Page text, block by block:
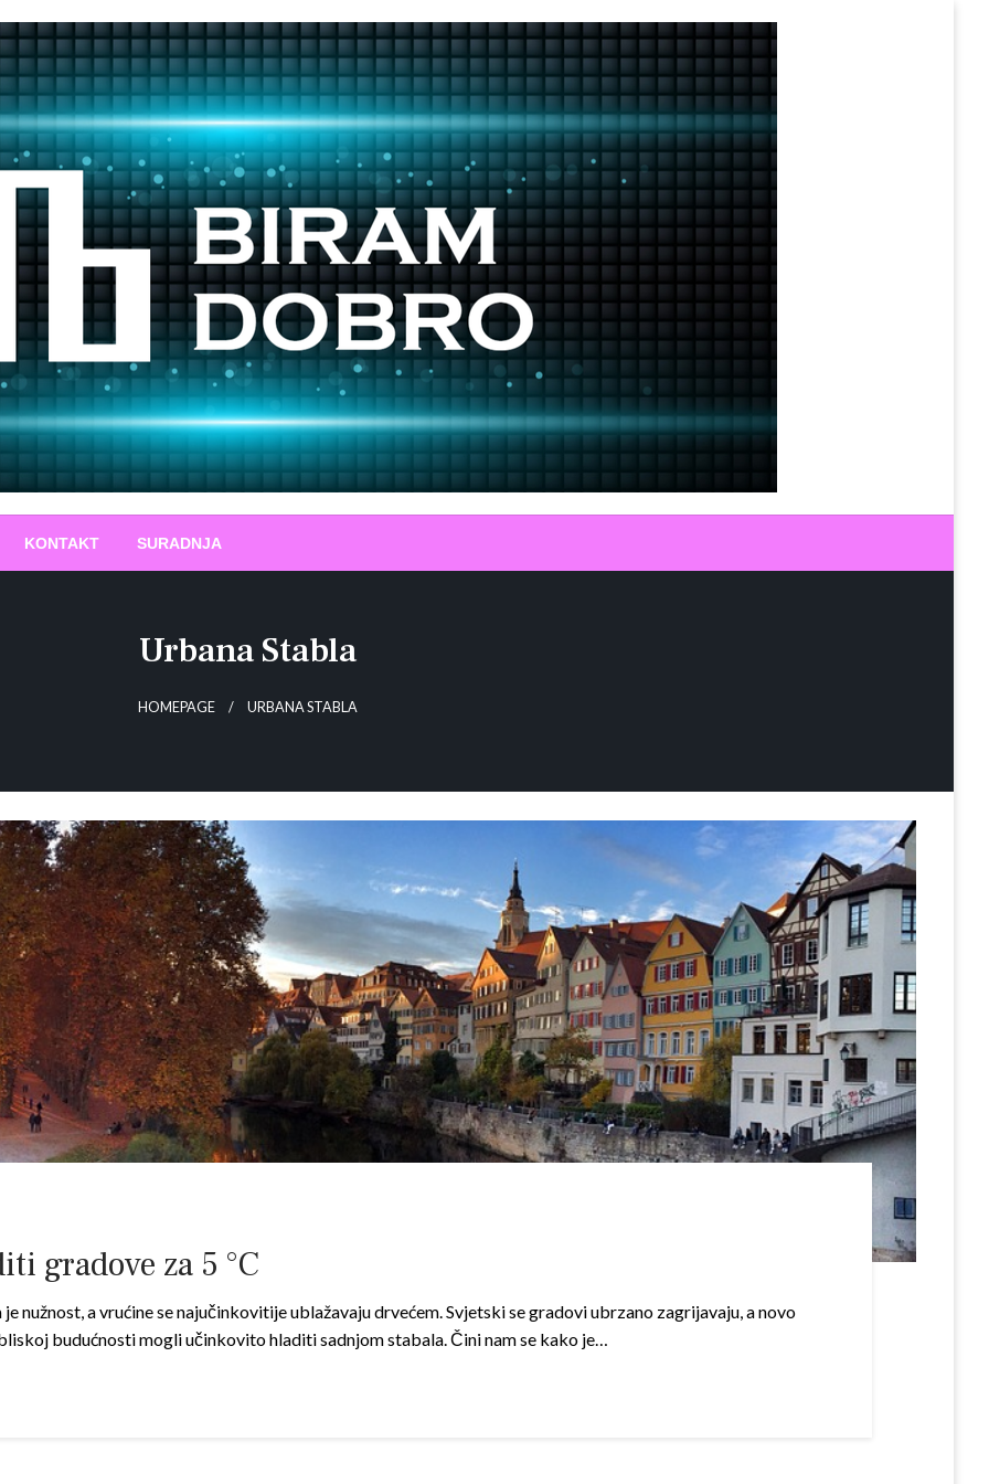
KONTAKT SURADNJA
Urbana Stabla
HOMEPAGE URBANA STABLA
gradove za 5 °C
nužnost, a vrućine se najučinkovitije ublažavaju drvećem. Svjetski se gradovi ubrzano zagrijavaju, a novo
budućnosti mogli učinkovito hladiti sadnjom stabala. Čini nam se kako je…